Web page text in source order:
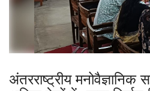
अंतरराष्ट्रीय